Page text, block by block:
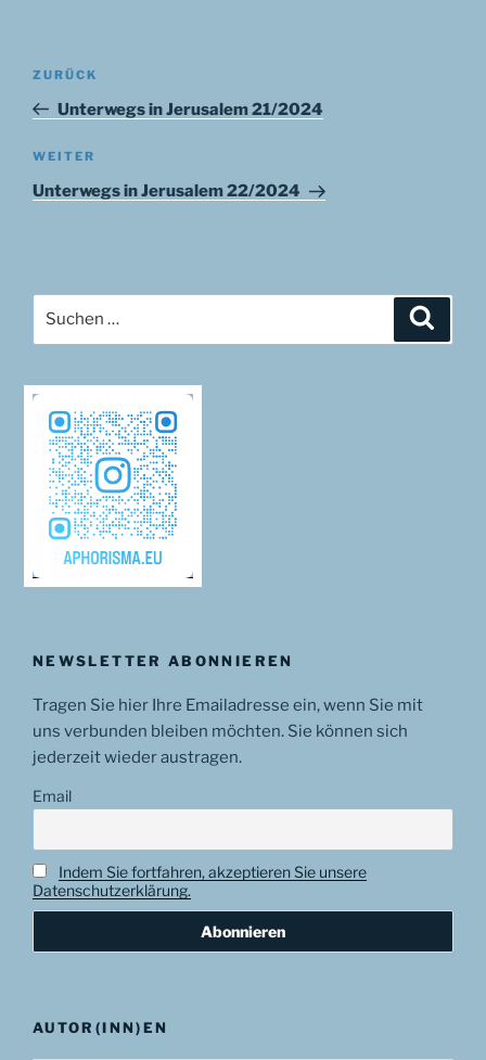
Beitragsnavigation
Vorheriger
Beitrag
ZURÜCK
Unterwegs in Jerusalem 21/2024
Nächster
Beitrag
WEITER
Unterwegs in Jerusalem 22/2024
nach:
NEWSLETTER ABONNIEREN
Tragen Sie hier Ihre Emailadresse ein, wenn Sie mit
uns verbunden bleiben möchten. Sie können sich
jederzeit wieder austragen.
Email
Indem Sie fortfahren, akzeptieren Sie unsere
Datenschutzerklärung.
AUTOR(INN)EN